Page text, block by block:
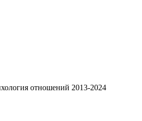
отношений 2013-2024